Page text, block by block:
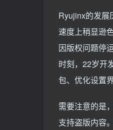
Ryujinx的发展
速度上稍显逊
因版权问题停
时刻，22岁开
包、优化设置
需要注意的是
支持盗版内容